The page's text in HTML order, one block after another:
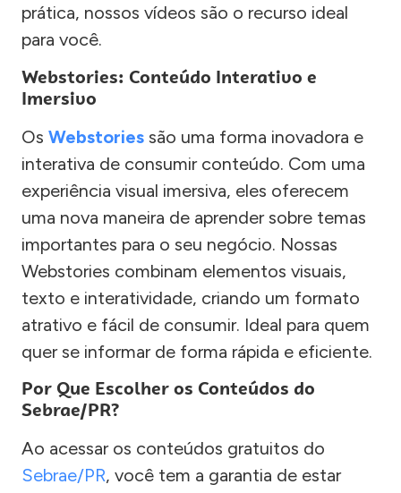
prática, nossos vídeos são o recurso ideal
para você.
Webstories: Conteúdo Interativo e
Imersivo
Os Webstories são uma forma inovadora e
interativa de consumir conteúdo. Com uma
experiência visual imersiva, eles oferecem
uma nova maneira de aprender sobre temas
importantes para o seu negócio. Nossas
Webstories combinam elementos visuais,
texto e interatividade, criando um formato
atrativo e fácil de consumir. Ideal para quem
quer se informar de forma rápida e eficiente.
Por Que Escolher os Conteúdos do
Sebrae/PR?
Ao acessar os conteúdos gratuitos do
Sebrae/PR, você tem a garantia de estar